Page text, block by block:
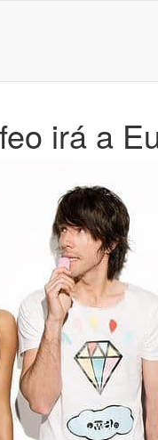
irá a